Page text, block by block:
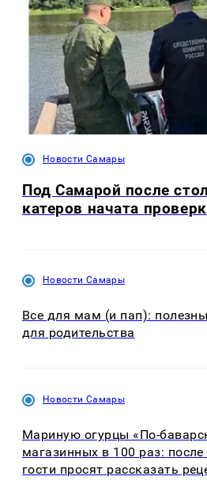
Новости Самары
Под Самарой после
катеров начата
Новости Самары
Все для мам (и пап):
для родительства
Новости Самары
Мариную огурцы «По-
магазинных в 100 раз: после
гости просят рассказать